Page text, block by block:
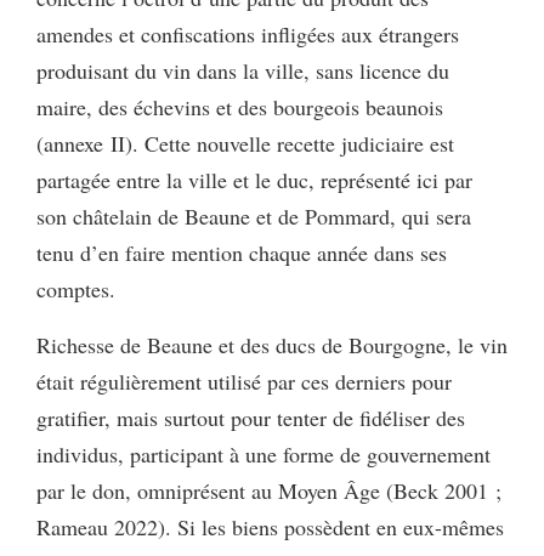
amendes et confiscations infligées aux étrangers
produisant du vin dans la ville, sans licence du
maire, des échevins et des bourgeois beaunois
(annexe II). Cette nouvelle recette judiciaire est
partagée entre la ville et le duc, représenté ici par
son châtelain de Beaune et de Pommard, qui sera
tenu d’en faire mention chaque année dans ses
comptes.
Richesse de Beaune et des ducs de Bourgogne, le vin
était régulièrement utilisé par ces derniers pour
gratifier, mais surtout pour tenter de fidéliser des
individus, participant à une forme de gouvernement
par le don, omniprésent au Moyen Âge (Beck 2001 ;
Rameau 2022). Si les biens possèdent en eux-mêmes